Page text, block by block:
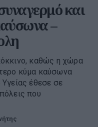
και
–
καθώς η χώρα
κύμα καύσωνα
Υγείας έθεσε σε
που